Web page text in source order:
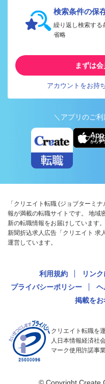
検索条件の保
繰り返し検索する
省略
まずは会
アカウントをお持
＼アプリのご
アプリ
「クリエイト転職 (ジョブターミ
報が満載の転職サイトです。 地域
新の転職情報をお届けしています。
新聞折込求人広告「クリエイト 求
運営しています。
利用規約 リン
プライバシーポリシー
ヘ
掲載を
クリエイト転職を
人日本情報経済社
マーク使用許諾事